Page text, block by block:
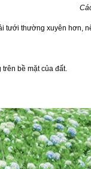
tưới thường xuyên hơn,
bề mặt của đất.